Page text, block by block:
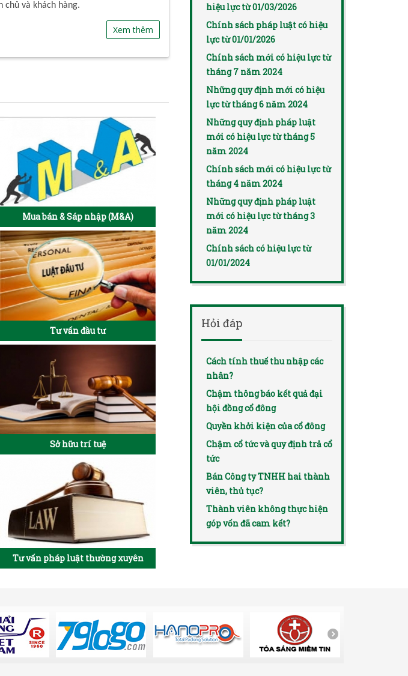
chủ và khách hàng.
Xem thêm
Mua bán & Sáp nhập (M&A)
Tư vấn đầu tư
Sở hữu trí tuệ
Tư vấn pháp luật thường xuyên
hiệu lực từ 01/03/2026
Chính sách pháp luật có hiệu
lực từ 01/01/2026
Chính sách mới có hiệu lực từ
tháng 7 năm 2024
Những quy định mới có hiệu
lực từ tháng 6 năm 2024
Những quy định pháp luật
mới có hiệu lực từ tháng 5
năm 2024
Chính sách mới có hiệu lực từ
tháng 4 năm 2024
Những quy định pháp luật
mới có hiệu lực từ tháng 3
năm 2024
Chính sách có hiệu lực từ
01/01/2024
Hỏi đáp
Cách tính thuế thu nhập các
nhân?
Chậm thông báo kết quả đại
hội đồng cổ đông
Quyền khởi kiện của cổ đông
Chậm cổ tức và quy định trả cổ
tức
Bán Công ty TNHH hai thành
viên, thủ tục?
Thành viên không thực hiện
góp vốn đã cam kết?